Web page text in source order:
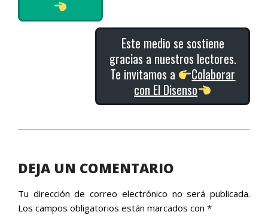
Este medio se sostiene
gracias a nuestros lectores.
Te invitamos a
Colaborar
con El Disenso
03
DEJA UN COMENTARIO
Tu dirección de correo electrónico no será publicada.
Los campos obligatorios están marcados con *